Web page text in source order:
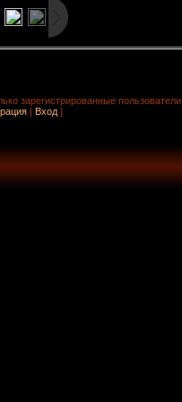
зарегистрированные пользователи.
| Вход ]